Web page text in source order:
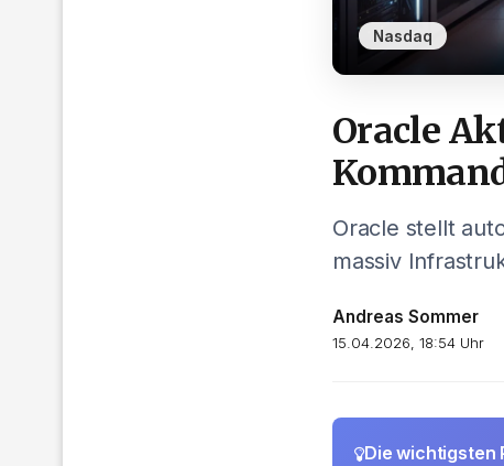
Nasdaq
Oracle
Oracle stellt
massiv
Andreas Sommer
15.04.2026, 18:54 Uhr
Die wichtigsten